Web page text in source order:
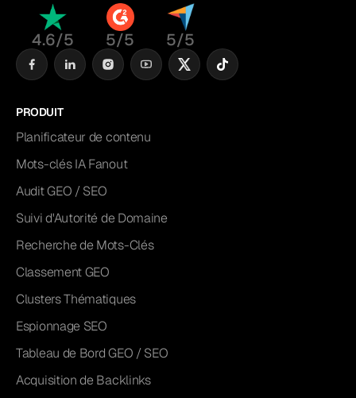
4.6/5 5/5 5/5
PRODUIT
Planificateur de contenu
Mots-clés IA Fanout
Audit GEO / SEO
Suivi d'Autorité de Domaine
Recherche de Mots-Clés
Classement GEO
Clusters Thématiques
Espionnage SEO
Tableau de Bord GEO / SEO
Acquisition de Backlinks